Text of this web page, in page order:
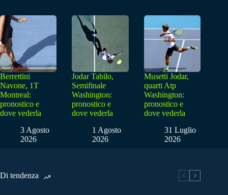
Berrettini
Navone, 1T
Montreal:
pronostico e
dove vederla
3 Agosto
2026
Jodar Tabilo,
Semifinale
Washington:
pronostico e
dove vederla
1 Agosto
2026
Musetti Jodar,
quarti Atp
Washington:
pronostico e
dove vederla
31 Luglio
2026
Di tendenza